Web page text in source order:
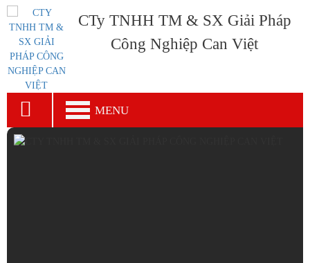
CTy TNHH TM & SX Giải Pháp
Công Nghiệp Can Việt
MENU